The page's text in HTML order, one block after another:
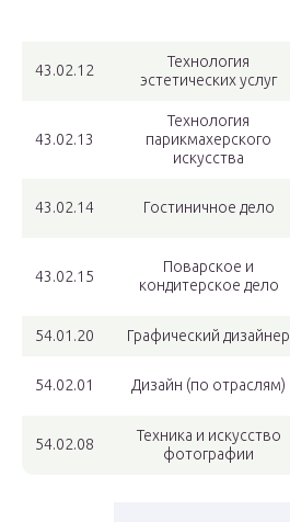
43.02.12
Технология
эстетических услуг
43.02.13
Технология
парикмахерского
искусства
43.02.14 Гостиничное дело
43.02.15
Поварское и
кондитерское дело
54.01.20 Графический дизайнер
54.02.01 Дизайн (по отраслям)
54.02.08
Техника и искусство
фотографии